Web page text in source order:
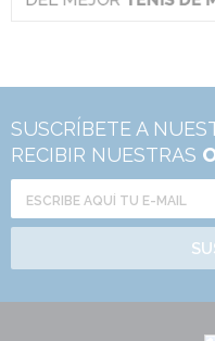
SUSCRÍBETE A
RECIBIR NUESTRAS